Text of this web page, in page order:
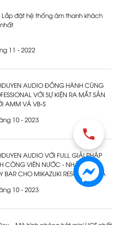
Lắp đặt hệ thống âm thanh khách
11 - 2022
AUDIO ĐỒNG HÀNH CÙNG
VỚI SỰ KIỆN RA MẮT SẢN
AMM VÀ VB-S
10 - 2023
AUDIO VỚI FULL GIẢI PHÁP
CÔNG VIÊN NƯỚC - NHÀ HÀNG
BAR CHO MIKAZUKI RESORTS & SPA
10 - 2023